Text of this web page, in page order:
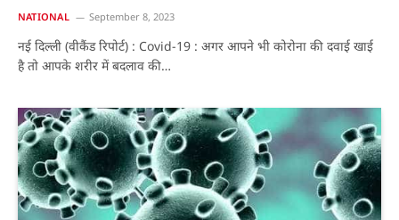
NATIONAL September 8, 2023
नई दिल्ली (वीकैंड रिपोर्ट) : Covid-19 : अगर आपने भी कोरोना की दवाई खाई
है तो आपके शरीर में बदलाव की…